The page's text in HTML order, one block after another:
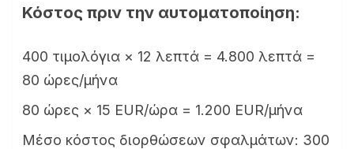
Κόστος πριν την αυτοματοποίηση:
400 τιμολόγια × 12 λεπτά = 4.800 λεπτά =
80 ώρες/μήνα
80 ώρες × 15 EUR/ώρα = 1.200 EUR/μήνα
Μέσο κόστος διορθώσεων σφαλμάτων: 300